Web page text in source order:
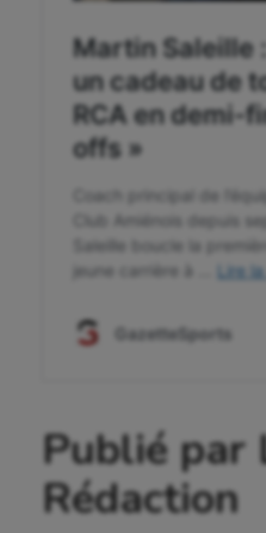
Publié par
Rédaction